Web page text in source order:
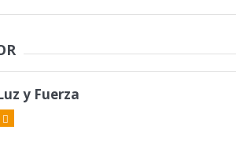
y Fuerza